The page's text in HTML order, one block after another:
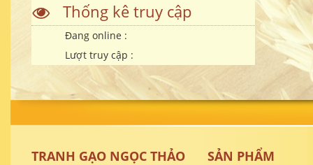
Thống kê truy cập
Đang online :
Lượt truy cập :
TRANH GẠO NGỌC THẢO SẢN PHẨM